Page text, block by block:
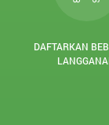
DAFTARKAN